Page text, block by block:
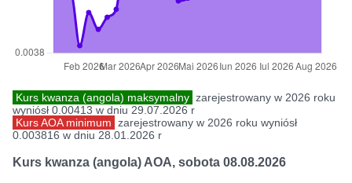
Kurs kwanza (angola) maksymalny zarejestrowany w 2026 roku
wyniósł 0.00413 w dniu 29.07.2026 r
Kurs AOA minimum zarejestrowany w 2026 roku wyniósł
0.003816 w dniu 28.01.2026 r
Kurs kwanza (angola) AOA, sobota 08.08.2026